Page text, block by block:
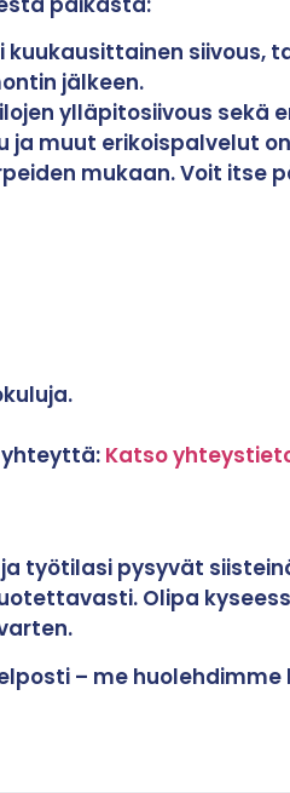
siivous,
jälkeen.
ylläpitosiivous sekä
ja muut erikoispalvelut
mukaan. Voit itse
Katso
työtilasi pysyvät
Olipa
– me